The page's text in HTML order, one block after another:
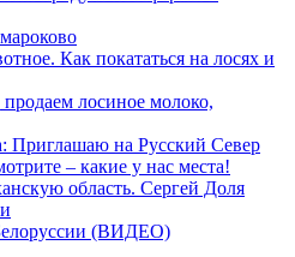
Как покататься на лосях и
лосиное молоко,
Приглашаю на Русский Север
– какие у нас места!
область. Сергей Доля
(ВИДЕО)